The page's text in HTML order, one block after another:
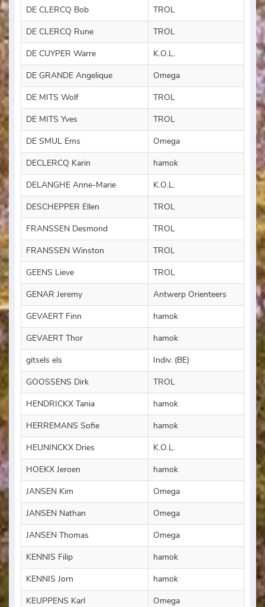
DE CLERCQ Bob
TROL
DE CLERCQ Rune
TROL
DE CUYPER Warre
K.O.L.
DE GRANDE Angelique
Omega
DE MITS Wolf
TROL
DE MITS Yves
TROL
DE SMUL Ems
Omega
DECLERCQ Karin
hamok
DELANGHE Anne-Marie
K.O.L.
DESCHEPPER Ellen
TROL
FRANSSEN Desmond
TROL
FRANSSEN Winston
TROL
GEENS Lieve
TROL
GENAR Jeremy
Antwerp Orienteers
GEVAERT Finn
hamok
GEVAERT Thor
hamok
gitsels els
Indiv. (BE)
GOOSSENS Dirk
TROL
HENDRICKX Tania
hamok
HERREMANS Sofie
hamok
HEUNINCKX Dries
K.O.L.
HOEKX Jeroen
hamok
JANSEN Kim
Omega
JANSEN Nathan
Omega
JANSEN Thomas
Omega
KENNIS Filip
hamok
KENNIS Jorn
hamok
KEUPPENS Karl
Omega